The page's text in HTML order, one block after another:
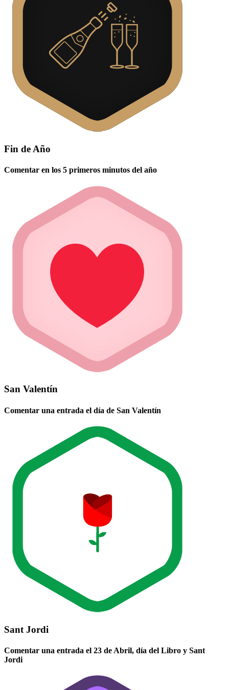
Fin de Año
Comentar en los 5 primeros minutos del año
San Valentín
Comentar una entrada el día de San Valentín
Sant Jordi
Comentar una entrada el 23 de Abril, día del Libro y Sant
Jordi